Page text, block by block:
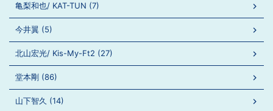
亀梨和也/ KAT-TUN (7)
今井翼 (5)
北山宏光/ Kis-My-Ft2 (27)
堂本剛 (86)
山下智久 (14)